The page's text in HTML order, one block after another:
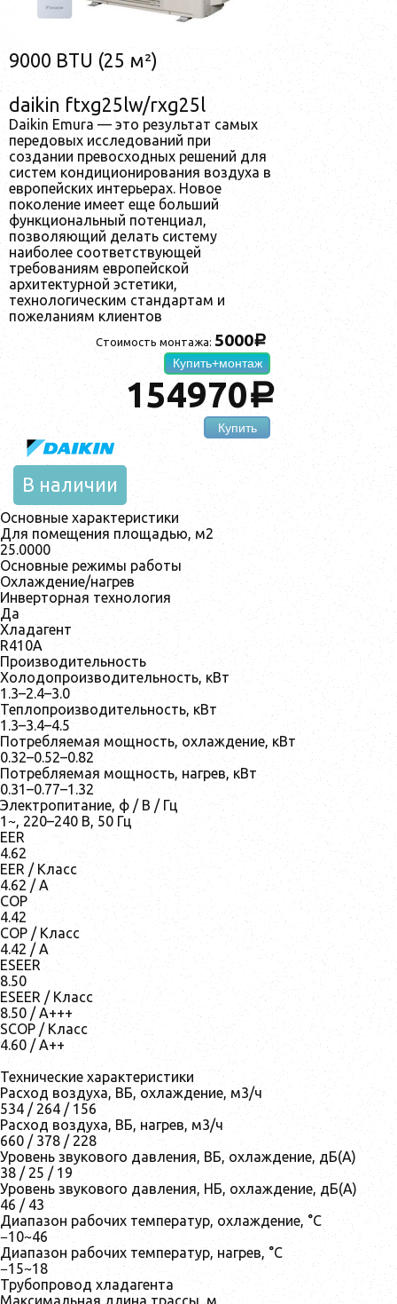
9000 BTU (25 м²)
daikin ftxg25lw/rxg25l
Daikin Emura — это результат самых
передовых исследований при
создании превосходных решений для
систем кондиционирования воздуха в
европейских интерьерах. Новое
поколение имеет еще больший
функциональный потенциал,
позволяющий делать систему
наиболее соответствующей
требованиям европейской
архитектурной эстетики,
технологическим стандартам и
пожеланиям клиентов
Стоимость монтажа: 5000a
Купить+монтаж
154970a
Купить
В наличии
Основные характеристики
Для помещения площадью, м2
25.0000
Основные режимы работы
Охлаждение/нагрев
Инверторная технология
Да
Хладагент
R410A
Производительность
Холодопроизводительность, кВт
1.3–2.4–3.0
Теплопроизводительность, кВт
1.3–3.4–4.5
Потребляемая мощность, охлаждение, кВт
0.32–0.52–0.82
Потребляемая мощность, нагрев, кВт
0.31–0.77–1.32
Электропитание, ф / В / Гц
1~, 220–240 В, 50 Гц
EER
4.62
EER / Класс
4.62 / A
COP
4.42
COP / Класс
4.42 / A
ESEER
8.50
ESEER / Класс
8.50 / A+++
SCOP / Класс
4.60 / A++
Технические характеристики
Расход воздуха, ВБ, охлаждение, м3/ч
534 / 264 / 156
Расход воздуха, ВБ, нагрев, м3/ч
660 / 378 / 228
Уровень звукового давления, ВБ, охлаждение, дБ(А)
38 / 25 / 19
Уровень звукового давления, НБ, охлаждение, дБ(А)
46 / 43
Диапазон рабочих температур, охлаждение, °C
−10~46
Диапазон рабочих температур, нагрев, °C
−15~18
Трубопровод хладагента
Максимальная длина трассы, м